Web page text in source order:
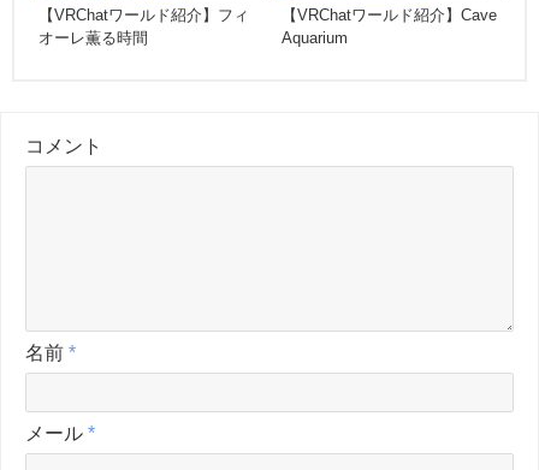
【VRChatワールド紹介】フィ
オーレ薫る時間
【VRChatワールド紹介】Cave
Aquarium
コメント
名前 *
メール *